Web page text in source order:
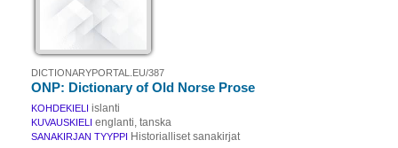
DICTIONARYPORTAL.EU/387
ONP: Dictionary of Old Norse Prose
KOHDEKIELI islanti
KUVAUSKIELI englanti, tanska
SANAKIRJAN TYYPPI Historialliset sanakirjat